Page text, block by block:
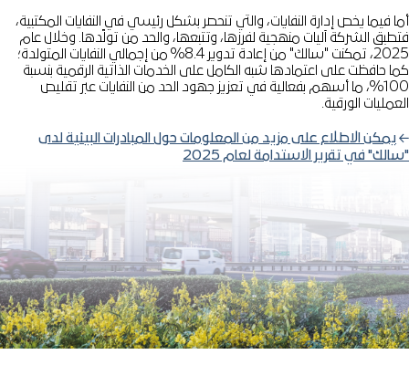
أما فيما يخص إدارة النفايات، والتي تنحصر بشكل رئيسي في النفايات المكتبية،
فتطبق الشركة آليات منهجية لفرزها، وتتبعها، والحد من تولّدها. وخلال عام
2025، تمكنت "سالك" من إعادة تدوير 8.4% من إجمالي النفايات المتولدة؛
كما حافظت على اعتمادها شبه الكامل على الخدمات الذاتية الرقمية بنسبة
100%، ما أسهم بفعالية في تعزيز جهود الحد من النفايات عبر تقليص
العمليات الورقية.
يمكن الاطلاع على مزيد من المعلومات حول المبادرات البيئية لدى
"سالك" في تقرير الاستدامة لعام 2025